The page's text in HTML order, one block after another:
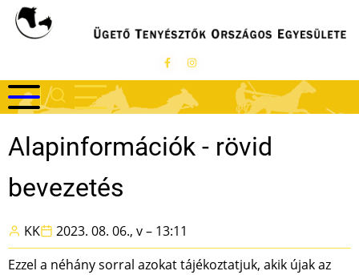
Ugrás
Alapinformációk - rövid
bevezetés
KK
2023. 08. 06., v – 13:11
Ezzel a néhány sorral azokat tájékoztatjuk, akik újak az